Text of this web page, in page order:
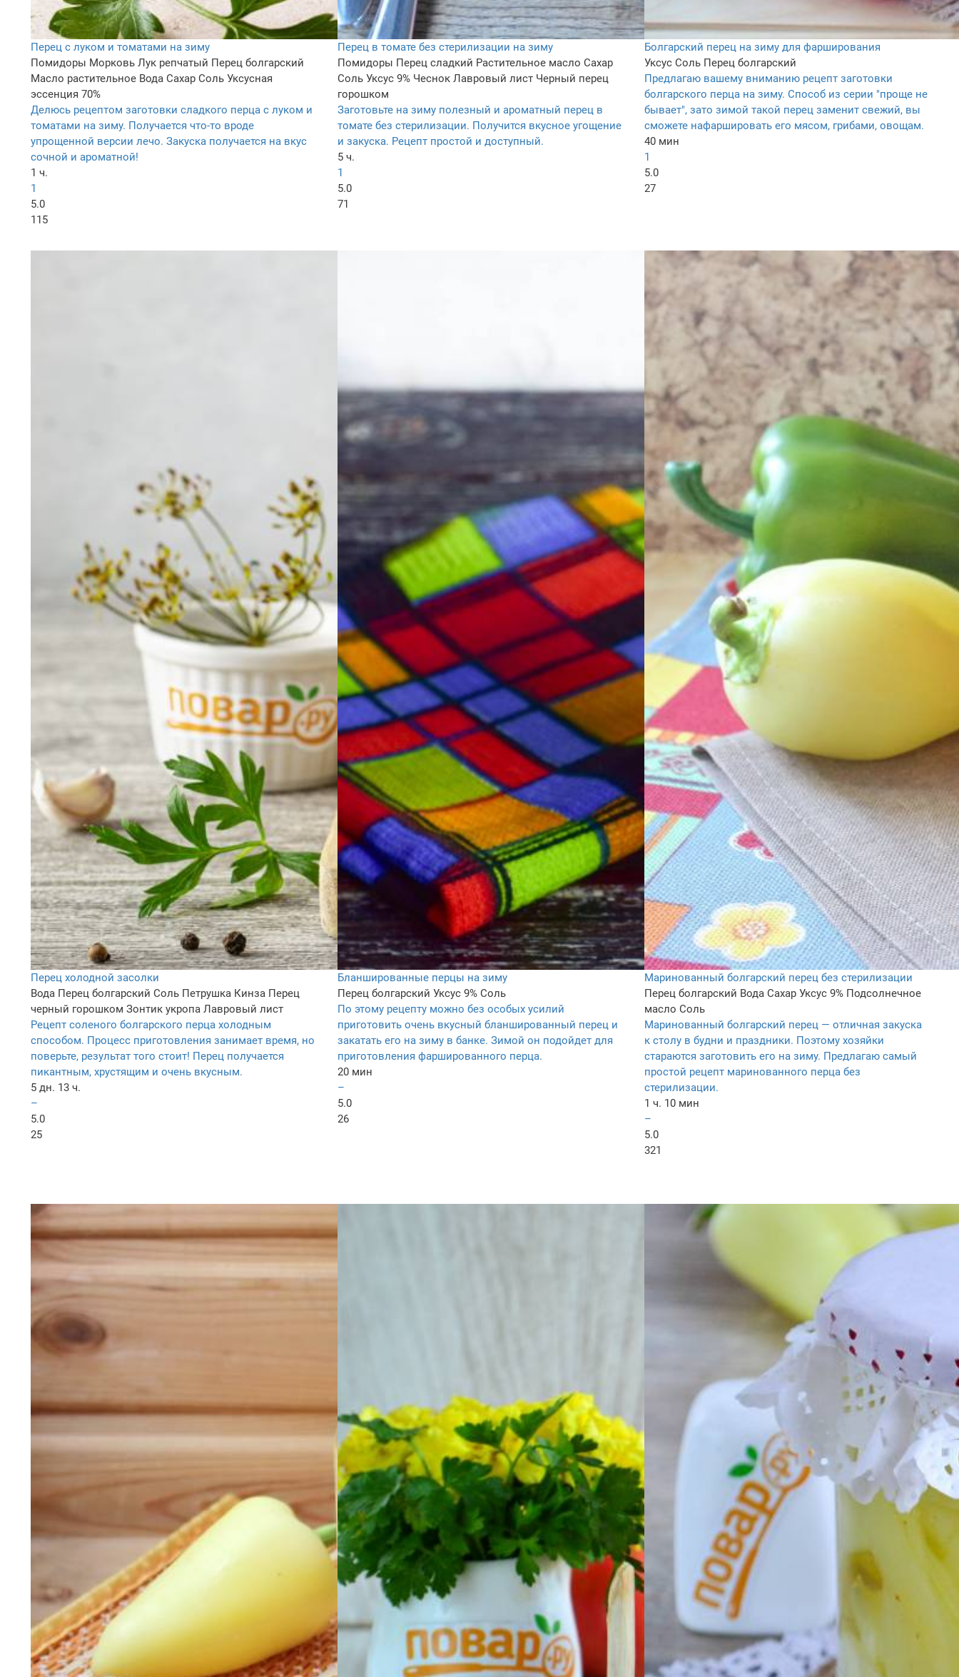
Перец с луком и томатами на зиму
Помидоры Морковь Лук репчатый Перец болгарский
Масло растительное Вода Сахар Соль Уксусная
эссенция 70%
Делюсь рецептом заготовки сладкого перца с луком и
томатами на зиму. Получается что-то вроде
упрощенной версии лечо. Закуска получается на вкус
сочной и ароматной!
1 ч.
1
5.0
115
Перец в томате без стерилизации на зиму
Помидоры Перец сладкий Растительное масло Сахар
Соль Уксус 9% Чеснок Лавровый лист Черный перец
горошком
Заготовьте на зиму полезный и ароматный перец в
томате без стерилизации. Получится вкусное угощение
и закуска. Рецепт простой и доступный.
5 ч.
1
5.0
71
Болгарский перец на зиму для фарширования
Уксус Соль Перец болгарский
Предлагаю вашему вниманию рецепт заготовки
болгарского перца на зиму. Способ из серии "проще не
бывает", зато зимой такой перец заменит свежий, вы
сможете нафаршировать его мясом, грибами, овощам.
40 мин
1
5.0
27
Перец холодной засолки
Вода Перец болгарский Соль Петрушка Кинза Перец
черный горошком Зонтик укропа Лавровый лист
Рецепт соленого болгарского перца холодным
способом. Процесс приготовления занимает время, но
поверьте, результат того стоит! Перец получается
пикантным, хрустящим и очень вкусным.
5 дн. 13 ч.
–
5.0
25
Бланшированные перцы на зиму
Перец болгарский Уксус 9% Соль
По этому рецепту можно без особых усилий
приготовить очень вкусный бланшированный перец и
закатать его на зиму в банке. Зимой он подойдет для
приготовления фаршированного перца.
20 мин
–
5.0
26
Маринованный болгарский перец без стерилизации
Перец болгарский Вода Сахар Уксус 9% Подсолнечное
масло Соль
Маринованный болгарский перец — отличная закуска
к столу в будни и праздники. Поэтому хозяйки
стараются заготовить его на зиму. Предлагаю самый
простой рецепт маринованного перца без
стерилизации.
1 ч. 10 мин
–
5.0
321